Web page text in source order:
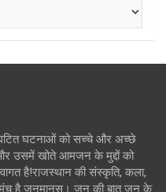
घटनाओं को सच्चे और अच्छे
उसमें खोते आमजन के मुद्दों को
है!राजस्थान की संस्कृति, कला,
मंच है जनमानस। जन की बात जन के